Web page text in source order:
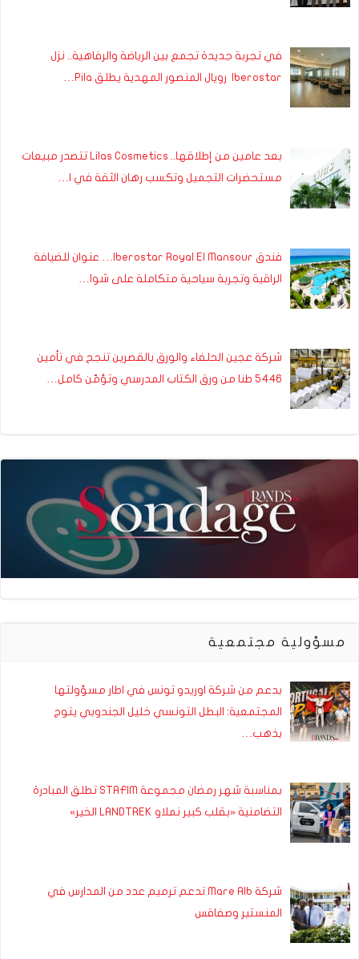
في تجربة جديدة تجمع بين الرياضة والرفاهية.. نزل
Iberostar رويال المنصور المهدية يطلق Pila…
بعد عامين من إطلاقها.. Lilas Cosmetics تتصدر مبيعات
مستحضرات التجميل وتكسب رهان الثقة في ا…
فندق Iberostar Royal El Mansour… عنوان للضيافة
الراقية وتجربة سياحية متكاملة على شوا…
شركة عجين الحلفاء والورق بالقصرين تنجح في تأمين
5446 طنا من ورق الكتاب المدرسي وتؤمّن كامل…
مسؤولية مجتمعية
بدعم من شركة اوريدو تونس في اطار مسؤولتها
المجتمعية: البطل التونسي خليل الجندوبي يتوج
بذهب…
بمناسبة شهر رمضان مجموعة STAFIM تطلق المبادرة
التضامنية «بقلب كبير نملاو LANDTREK الخير»
شركة Mare Alb تدعم ترميم عدد من المدارس في
المنستير وصفاقس